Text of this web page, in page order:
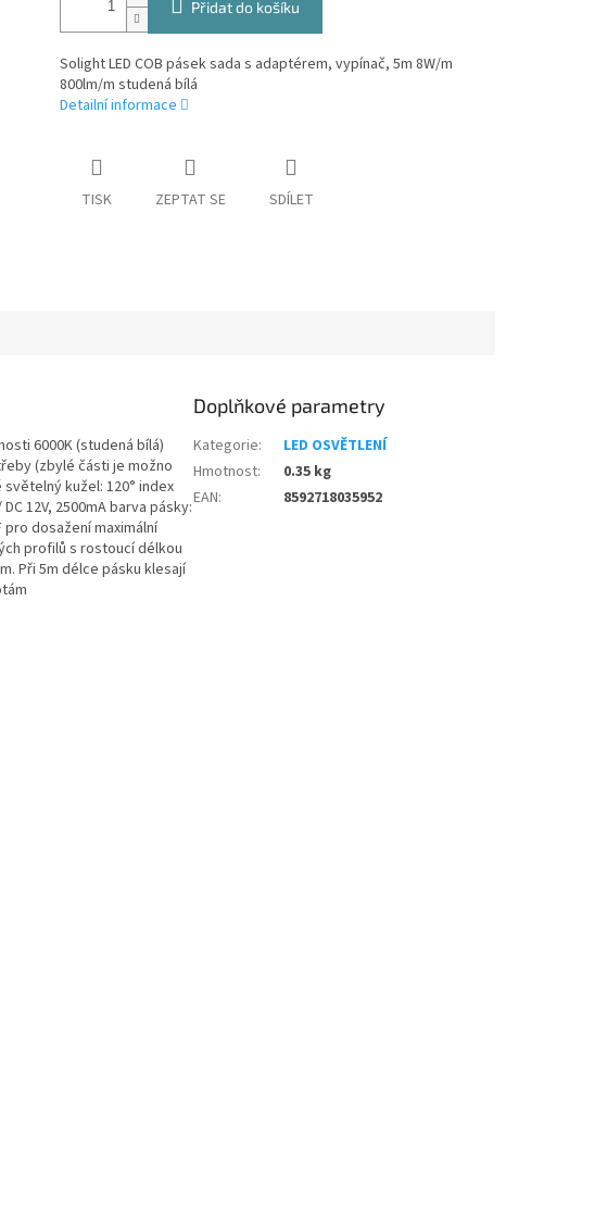
Přidat do košíku
Solight LED COB pásek sada s adaptérem, vypínač, 5m 8W/m
800lm/m studená bílá
Detailní informace
TISK ZEPTAT SE SDÍLET
6000K (studená bílá)
(zbylé části je možno
kužel: 120° index
12V, 2500mA barva pásky:
dosažení maximální
profilů s rostoucí délkou
Při 5m délce pásku klesají
Doplňkové parametry
Kategorie:
LED OSVĚTLENÍ
Hmotnost:
0.35 kg
EAN: 8592718035952